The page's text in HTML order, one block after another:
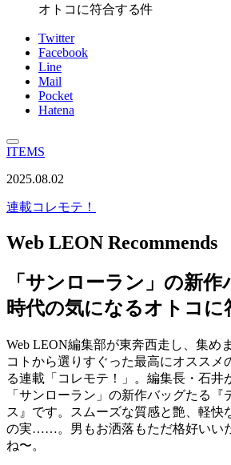
オトコに符合する件
Twitter
Facebook
Line
Mail
Pocket
Hatena
ITEMS
2025.08.02
連載コレモテ！
Web LEON Recommends
「サンローラン」の新
時代の気になるオトコに
Web LEON編集部が東奔西走し、集め
コトから選りすぐった最高にオススメ
る連載「コレモテ！」。編集長・石井
「サンローラン」の新作バッグたる『
ス』です。スムーズな質感と艶、軽快
の実……。男もお洒落もただ格好いい
ね〜。